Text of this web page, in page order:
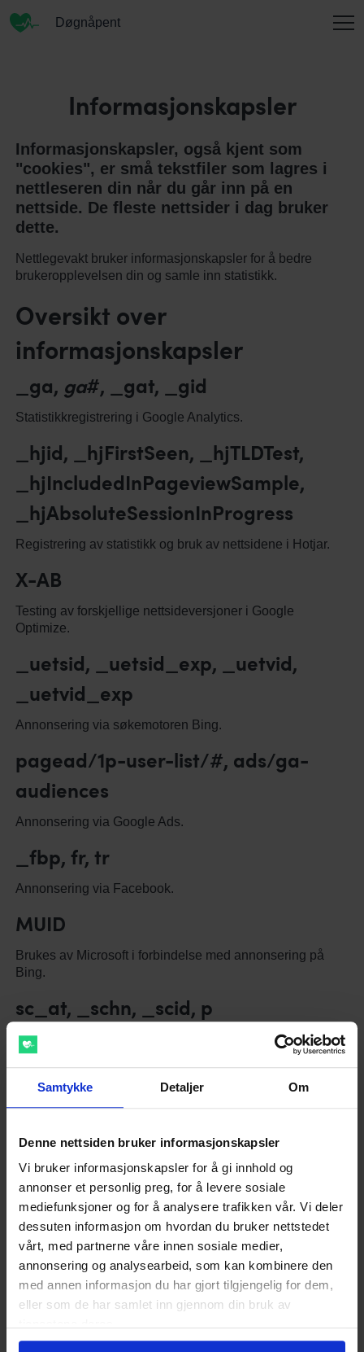
Samtykke Detaljer Om
Denne nettsiden bruker informasjonskapsler
Vi bruker informasjonskapsler for å gi innhold og
annonser et personlig preg, for å levere sosiale
mediefunksjoner og for å analysere trafikken vår. Vi deler
dessuten informasjon om hvordan du bruker nettstedet
vårt, med partnerne våre innen sosiale medier,
annonsering og analysearbeid, som kan kombinere den
med annen informasjon du har gjort tilgjengelig for dem,
eller som de har samlet inn gjennom din bruk av
Døgnåpent
OM OSS
Informasjonskapsler
Informasjonskapsler, også kjent som
"cookies", er små tekstfiler som lagres i
nettleseren din når du går inn på en
nettside. De fleste nettsider i dag bruker
dette.
Nettlegevakt bruker informasjonskapsler for å bedre
brukeropplevelsen din og samle inn statistikk.
Oversikt over
informasjonskapsler
_ga, ga#, _gat, _gid
Statistikkregistrering i Google Analytics.
_hjid, _hjFirstSeen, _hjTLDTest,
_hjIncludedInPageviewSample,
_hjAbsoluteSessionInProgress
Registrering av statistikk og bruk av nettsidene i Hotjar.
X-AB
Testing av forskjellige nettsideversjoner i Google
Optimize.
_uetsid, _uetsid_exp, _uetvid,
_uetvid_exp
Annonsering via søkemotoren Bing.
pagead/1p-user-list/#, ads/ga-
audiences
Annonsering via Google Ads.
_fbp, fr, tr
Annonsering via Facebook.
MUID
Brukes av Microsoft i forbindelse med annonsering på
Bing.
sc_at, _schn, _scid, p
Snapchat-annonsering.
test_cookie
Tester om nettleseren har informasjonskapsler påslått.
intercom-id-, intercom-session-,
intercom-state-
Brukes av Intercom chatsupport på nettsiden.
intercom.played-notifications
Lagrer om Intercom-widgeten er vist.
vervekode